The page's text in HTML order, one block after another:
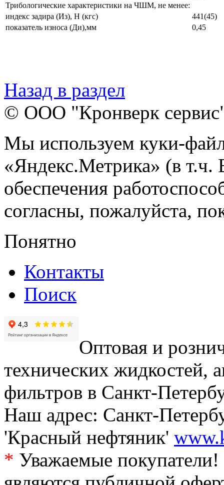
Трибологические характеристики на ЧШМ, не менее:
индекс задира (Из), Н (кгс)
441(45)
показатель износа (Ди),мм
0,45
Назад в раздел
© ООО "Кронверк
Мы используем куки-
«Яндекс.Метрика» (в т.ч.
обеспечения
согласны, пожалуйста,
Понятно
Контакты
Поиск
Оптовая и
технических жидкостей,
фильтров в Санкт-
Наш адрес: Санкт-
'Красный нефтяник'
* Уважаемые